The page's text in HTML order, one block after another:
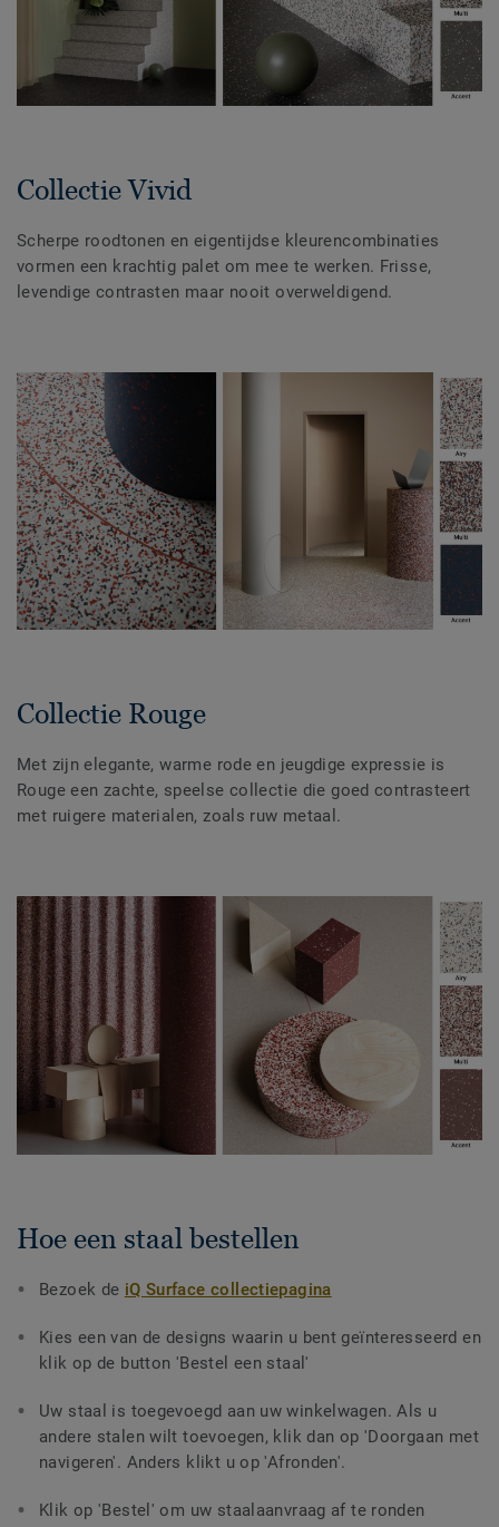
Collectie Vivid
Scherpe roodtonen en eigentijdse kleurencombinaties
vormen een krachtig palet om mee te werken. Frisse,
levendige contrasten maar nooit overweldigend.
Collectie Rouge
Met zijn elegante, warme rode en jeugdige expressie is
Rouge een zachte, speelse collectie die goed contrasteert
met ruigere materialen, zoals ruw metaal.
Hoe een staal bestellen
Bezoek de iQ Surface collectiepagina
Kies een van de designs waarin u bent geïnteresseerd en
klik op de button 'Bestel een staal'
Uw staal is toegevoegd aan uw winkelwagen. Als u
andere stalen wilt toevoegen, klik dan op 'Doorgaan met
navigeren'. Anders klikt u op 'Afronden'.
Klik op 'Bestel' om uw staalaanvraag af te ronden